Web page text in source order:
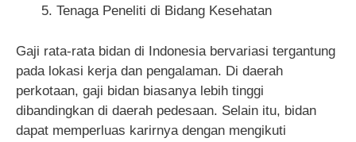
Tenaga Peneliti di Bidang Kesehatan
Gaji rata-rata bidan di Indonesia bervariasi tergantung
pada lokasi kerja dan pengalaman. Di daerah
perkotaan, gaji bidan biasanya lebih tinggi
dibandingkan di daerah pedesaan. Selain itu, bidan
dapat memperluas karirnya dengan mengikuti